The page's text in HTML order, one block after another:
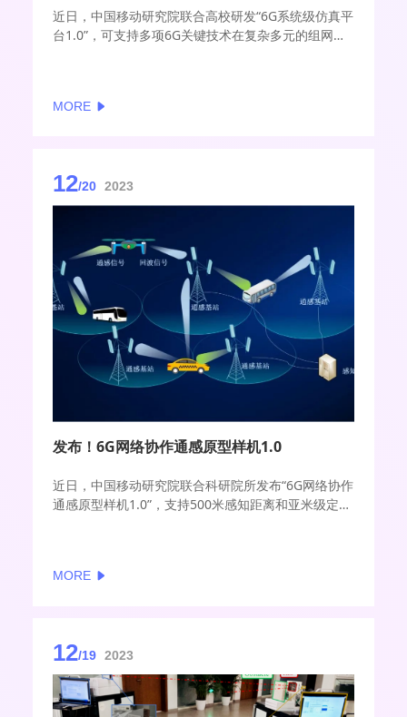
近日，中国移动研究院联合高校研发“6G系统级仿真平
台1.0”，可支持多项6G关键技术在复杂多元的组网通
MORE
12/20 2023
发布！6G网络协作通感原型样机1.0
近日，中国移动研究院联合科研院所发布“6G网络协作
通感原型样机1.0”，支持500米感知距离和亚米级定位
MORE
12/19 2023